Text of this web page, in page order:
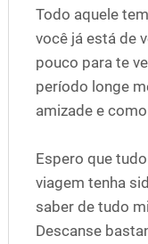
Todo aquele
você já está de
pouco para te
período longe
amizade e
Espero que
viagem tenha
saber de tudo
Descanse